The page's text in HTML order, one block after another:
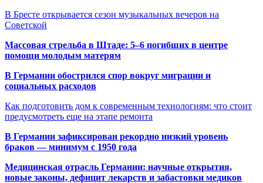
В Бресте открывается сезон музыкальных вечеров на
Советской
Массовая стрельба в Штаде: 5–6 погибших в центре
помощи молодым матерям
В Германии обострился спор вокруг миграции и
социальных расходов
Как подготовить дом к современным технологиям: что стоит
предусмотреть еще на этапе ремонта
В Германии зафиксирован рекордно низкий уровень
браков — минимум с 1950 года
Медицинская отрасль Германии: научные открытия,
новые законы, дефицит лекарств и забастовки медиков